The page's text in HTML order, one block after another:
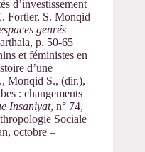
d’investissement
Fortier, S. Monqid
genrés
p. 50-65
et féministes en
d’une
Monqid S., (dir.),
: changements
Insaniyat, n° 74,
Sociale
octobre –